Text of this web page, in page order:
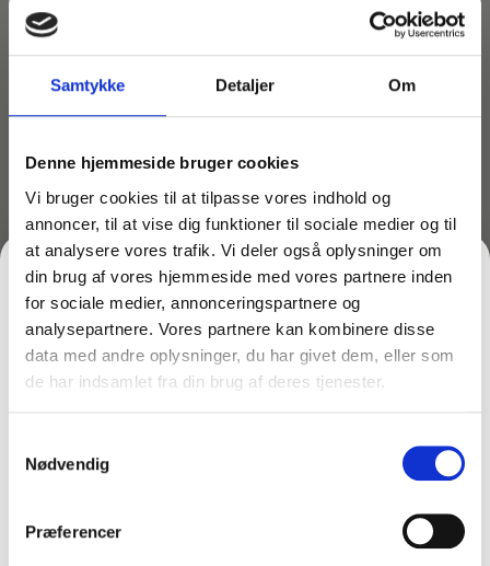
Samtykke Detaljer Om
Denne hjemmeside bruger cookies
Vi bruger cookies til at tilpasse vores indhold og
annoncer, til at vise dig funktioner til sociale medier og til
at analysere vores trafik. Vi deler også oplysninger om
din brug af vores hjemmeside med vores partnere inden
for sociale medier, annonceringspartnere og
analysepartnere. Vores partnere kan kombinere disse
data med andre oplysninger, du har givet dem, eller som
de har indsamlet fra din brug af deres tjenester.
Nødvendig
Præferencer
udsolgt – levering op til 14 dage. Vi sender så snart de er på
Et system med denne filterenhed anbefales til
professionelle vinduespudsere eller andre med særlig
stort behov.
Enheden har hele 3 filtre hvilket giver en relativ
længere levetid end 3 enkelte. Altså en relativ længere
levetid.
Mål: 30 x 31, højde: 77 cm.
Måske er du også interesseret i følgende
FÅ 10% PÅ DIN FØRSTE ORDRE